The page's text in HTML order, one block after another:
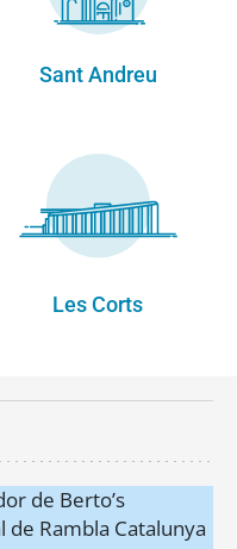
Sant Andreu
Les Corts